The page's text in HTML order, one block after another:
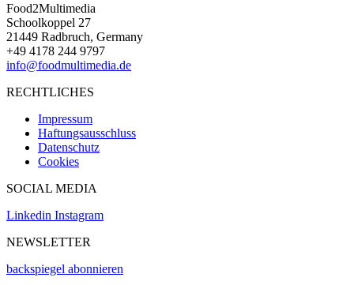
Food2Multimedia
Schoolkoppel 27
21449 Radbruch, Germany
+49 4178 244 9797
info@foodmultimedia.de
RECHTLICHES
Impressum
Haftungsausschluss
Datenschutz
Cookies
SOCIAL MEDIA
Linkedin Instagram
NEWSLETTER
backspiegel abonnieren